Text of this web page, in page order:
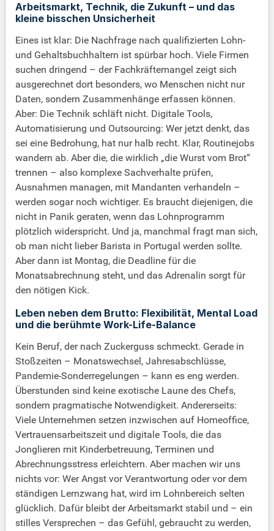
Arbeitsmarkt, Technik, die Zukunft – und das
kleine bisschen Unsicherheit
Eines ist klar: Die Nachfrage nach qualifizierten Lohn-
und Gehaltsbuchhaltern ist spürbar hoch. Viele Firmen
suchen dringend – der Fachkräftemangel zeigt sich
ausgerechnet dort besonders, wo Menschen nicht nur
Daten, sondern Zusammenhänge erfassen können.
Aber: Die Technik schläft nicht. Digitale Tools,
Automatisierung und Outsourcing: Wer jetzt denkt, das
sei eine Bedrohung, hat nur halb recht. Klar, Routinejobs
wandern ab. Aber die, die wirklich „die Wurst vom Brot“
trennen – also komplexe Sachverhalte prüfen,
Ausnahmen managen, mit Mandanten verhandeln –
werden sogar noch wichtiger. Es braucht diejenigen, die
nicht in Panik geraten, wenn das Lohnprogramm
plötzlich widerspricht. Und ja, manchmal fragt man sich,
ob man nicht lieber Barista in Portugal werden sollte.
Aber dann ist Montag, die Deadline für die
Monatsabrechnung steht, und das Adrenalin sorgt für
den nötigen Kick.
Leben neben dem Brutto: Flexibilität, Mental Load
und die berühmte Work-Life-Balance
Kein Beruf, der nach Zuckerguss schmeckt. Gerade in
Stoßzeiten – Monatswechsel, Jahresabschlüsse,
Pandemie-Sonderregelungen – kann es eng werden.
Überstunden sind keine exotische Laune des Chefs,
sondern pragmatische Notwendigkeit. Andererseits:
Viele Unternehmen setzen inzwischen auf Homeoffice,
Vertrauensarbeitszeit und digitale Tools, die das
Jonglieren mit Kinderbetreuung, Terminen und
Abrechnungsstress erleichtern. Aber machen wir uns
nichts vor: Wer Angst vor Verantwortung oder vor dem
ständigen Lernzwang hat, wird im Lohnbereich selten
glücklich. Dafür bleibt der Arbeitsmarkt stabil und – ein
stilles Versprechen – das Gefühl, gebraucht zu werden,